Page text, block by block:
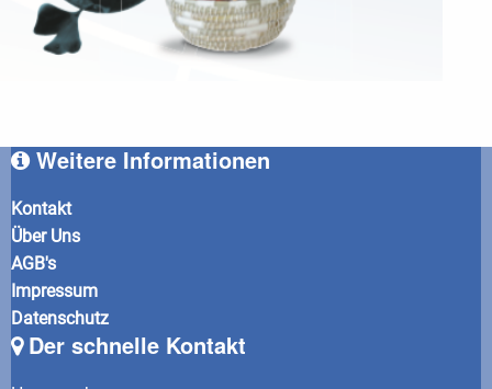
Weitere Informationen
Kontakt
Über Uns
AGB's
Impressum
Datenschutz
Der schnelle Kontakt